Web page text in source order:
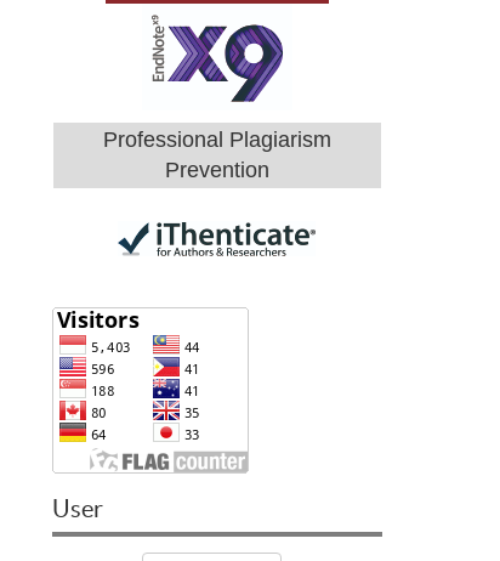
Professional Plagiarism
Prevention
User